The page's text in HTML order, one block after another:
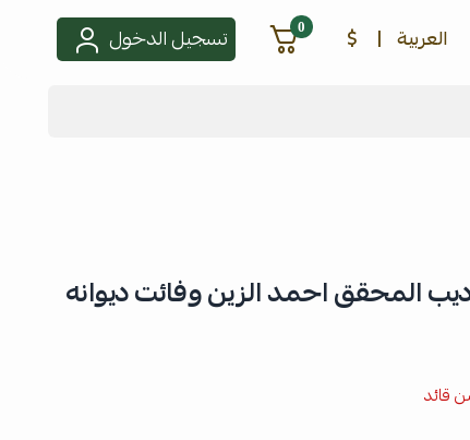
العربية |
$
0 تسجيل الدخول
المحقق احمد الزين وفائت ديوانه
قائد